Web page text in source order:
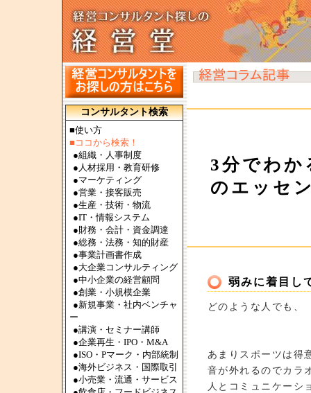
コンサルタント検索
■使い方
■ココから検索！
●組織・人事制度
● 人材採用・教育研修
●マーケティング
●営業・接客販売
●生産・技術・物流
●IT・情報システム
●財務・会計・資金調達
●総務・法務・知的財産
●事業計画書作成
●大企業コンサルティング
●中小企業の経営顧問
●創業・小規模企業
●新規事業・社内ベンチャ
ー
●講演・セミナー講師
●企業再生・IPO・M&A
●ISO・Pマーク・内部統制
●海外ビジネス・国際取引
●小売業・流通・サービス
3分でわか
のエッセ
弱みに着目し
どのような人でも、
あまりスポーツは得
音が外れるのでカラ
人とコミュニケーシ